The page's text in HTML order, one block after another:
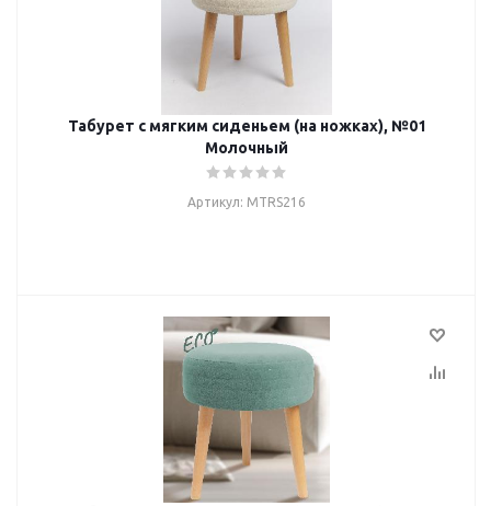
Табурет с мягким сиденьем (на ножках), №01
Молочный
Артикул: MTRS216